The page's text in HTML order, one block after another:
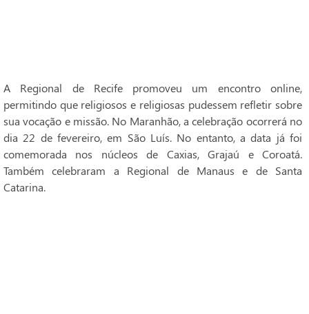
A Regional de Recife promoveu um encontro online,
permitindo que religiosos e religiosas pudessem refletir sobre
sua vocação e missão. No Maranhão, a celebração ocorrerá no
dia 22 de fevereiro, em São Luís. No entanto, a data já foi
comemorada nos núcleos de Caxias, Grajaú e Coroatá.
Também celebraram a Regional de Manaus e de Santa
Catarina.